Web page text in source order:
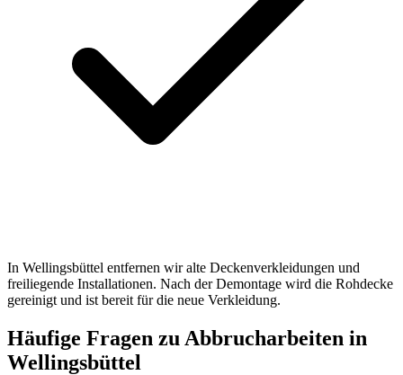
In Wellingsbüttel entfernen wir alte Deckenverkleidungen und
freiliegende Installationen. Nach der Demontage wird die Rohdecke
gereinigt und ist bereit für die neue Verkleidung.
Häufige Fragen zu Abbrucharbeiten in
Wellingsbüttel